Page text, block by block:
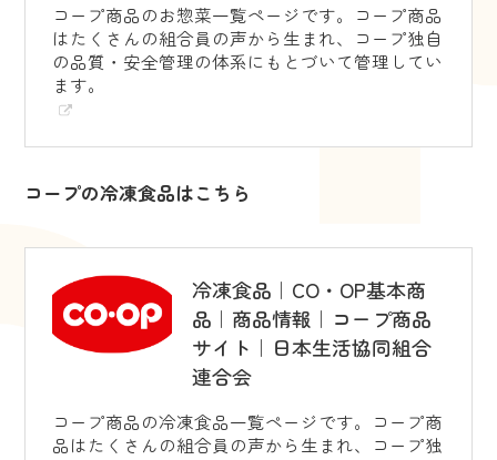
コープ商品のお惣菜一覧ページです。コープ商品
はたくさんの組合員の声から生まれ、コープ独自
の品質・安全管理の体系にもとづいて管理してい
ます。
コープの冷凍食品はこちら
冷凍食品｜CO・OP基本商
品｜商品情報｜コープ商品
サイト｜日本生活協同組合
連合会
コープ商品の冷凍食品一覧ページです。コープ商
品はたくさんの組合員の声から生まれ、コープ独